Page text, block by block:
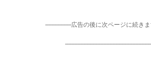
-----------------広告の後に次ページに続きま